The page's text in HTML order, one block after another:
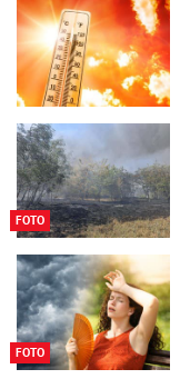
FOTO
FOTO